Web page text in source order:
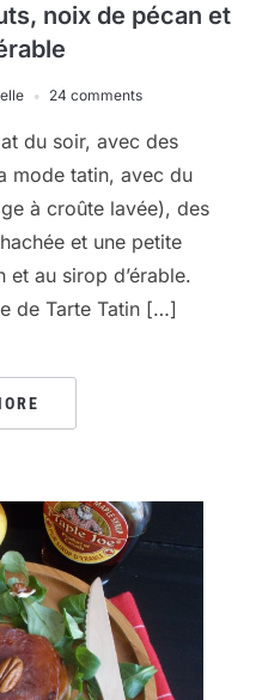
noix de pécan et
24 comments
du soir, avec des
mode tatin, avec du
à croûte lavée), des
et une petite
au sirop d’érable.
de Tarte Tatin […]